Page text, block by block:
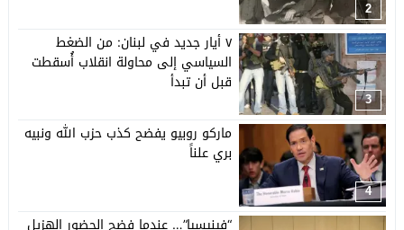
2
3
٧ أيار جديد في لبنان: من الضغط
السياسي إلى محاولة انقلاب أُسقطت
قبل أن تبدأ
4
ماركو روبيو يفضح كذب حزب الله ونبيه
بري علناً
“فينيسيا”… عندما فضح الحضور الهزيل